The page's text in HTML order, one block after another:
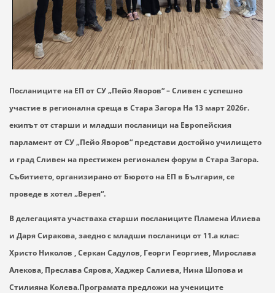
Посланиците на ЕП от СУ „Пейо Яворов“ – Сливен с успешно
участие в регионална среща в Стара Загора На 13 март 2026г.
екипът от старши и младши посланици на Европейския
парламент от СУ „Пейо Яворов“ представи достойно училището
и град Сливен на престижен регионален форум в Стара Загора.
Събитието, организирано от Бюрото на ЕП в България, се
проведе в хотел „Верея“.
В делегацията участваха старши посланиците Пламена Илиева
и Даря Сиракова, заедно с младши посланици от 11.а клас:
Христо Николов , Серкан Садулов, Георги Георгиев, Мирослава
Алекова, Преслава Сярова, Хаджер Салиева, Нина Шопова и
Стилияна Колева.Програмата предложи на учениците